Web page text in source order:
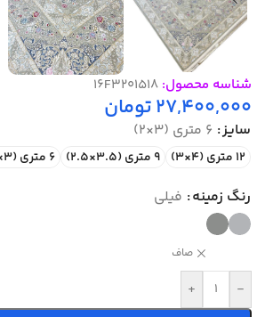
شناسه محصول: 16F3201518
27,400,000تومان
سایز 6 متری (3×2)
12 متری (4×3) 9 متری (3.5×2.5) 6 متری (3×2)
رنگ زمینه فیلی
صاف
-
+